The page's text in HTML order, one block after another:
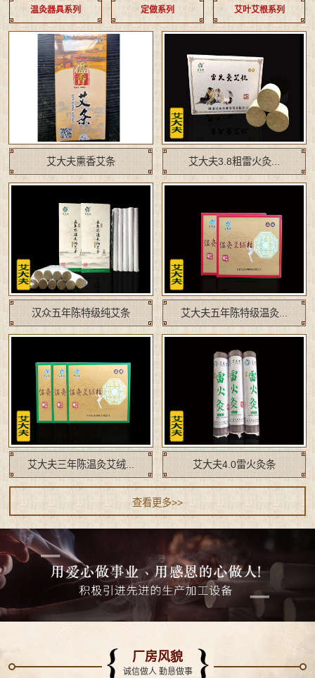
温灸器具系列 定做系列 艾叶艾根系列
艾大夫熏香艾条 艾大夫3.8粗雷火灸...
汉众五年陈特级纯艾条 艾大夫五年陈特级温灸...
艾大夫三年陈温灸艾绒... 艾大夫4.0雷火灸条
查看更多>>
厂房风貌
诚信做人 勤恳做事